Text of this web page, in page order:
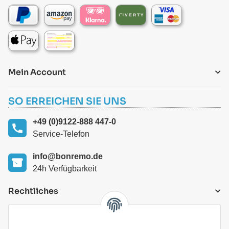
Mein Account
SO ERREICHEN SIE UNS
+49 (0)9122-888 447-0
Service-Telefon
info@bonremo.de
24h Verfügbarkeit
Rechtliches